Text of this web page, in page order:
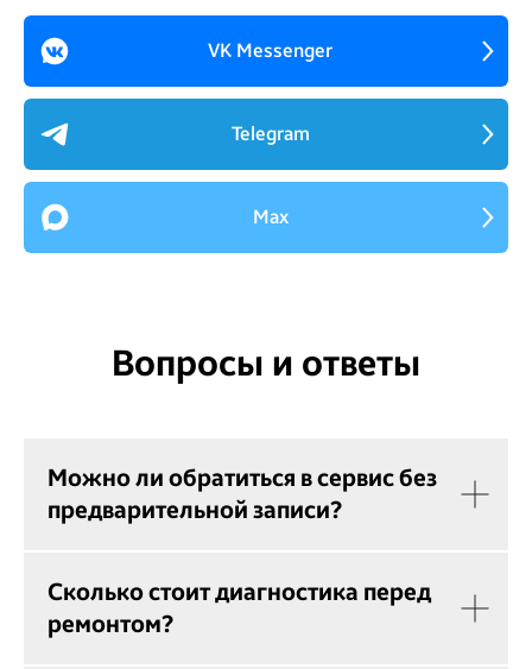
VK Messenger
Telegram
Max
Вопросы и ответы
Можно ли обратиться в сервис без
предварительной записи?
Сколько стоит диагностика перед
ремонтом?